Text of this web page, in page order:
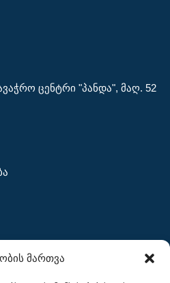
მართვა
ცენტრი "პანდა", მაღ. 52